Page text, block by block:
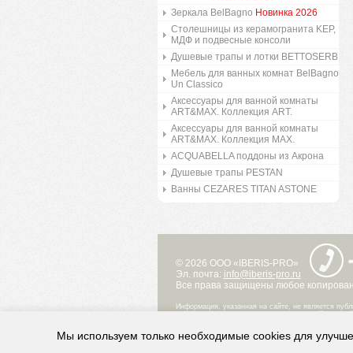
Зеркала BelBagno Новинка 2026
Столешницы из керамогранита KEP,
МДФ и подвесные консоли
Душевые трапы и лотки BETTOSERB
Мебель для ванных комнат BelBagno
Un Classico
Аксессуары для ванной комнаты
ART&MAX. Коллекция ART.
Аксессуары для ванной комнаты
ART&MAX. Коллекция MAX.
ACQUABELLA поддоны из Акрона
Душевые трапы PESTAN
Ванны CEZARES TITAN ASTONE
© 2026 ООО «IBERIS-PRO»
Эл. почта: info@iberis-pro.ru
Все права защищены любое
Информация, указанная на сайте, не является
представленных в каталоге на сайте, могут
Информация о цене товара, указанная в каталоге
Мы используем только необходимые cookies для